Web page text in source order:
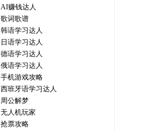
AI赚钱达人
歌词歌谱
韩语学习达人
日语学习达人
德语学习达人
俄语学习达人
手机游戏攻略
西班牙语学习达人
周公解梦
无人机玩家
抢票攻略